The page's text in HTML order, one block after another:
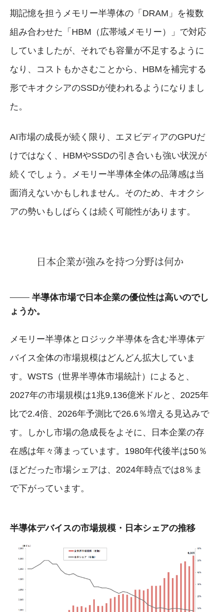
期記憶を担うメモリー半導体の「DRAM」を複数
組み合わせた「HBM（広帯域メモリー）」で対応
していましたが、それでも容量が不足するように
なり、コストもかさむことから、HBMを補完する
形でキオクシアのSSDが使われるようになりまし
た。
AI市場の成長が続く限り、エヌビディアのGPUだ
けではなく、HBMやSSDの引き合いも強い状況が
続くでしょう。メモリー半導体全体の品薄感は当
面消えないかもしれません。そのため、キオクシ
アの勢いもしばらくは続く可能性があります。
日本企業が強みを持つ分野は何か
半導体市場で日本企業の優位性は高いのでし
ょうか。
メモリー半導体とロジック半導体を含む半導体デ
バイス全体の市場規模はどんどん拡大していま
す。WSTS（世界半導体市場統計）によると、
2027年の市場規模は1兆9,136億米ドルと、2025年
比で2.4倍、2026年予測比で26.6％増える見込みで
す。しかし市場の急成長をよそに、日本企業の存
在感は年々薄まっています。1980年代後半は50％
ほどだった市場シェアは、2024年時点では8％ま
で下がっています。
半導体デバイスの市場規模・日本シェアの推移